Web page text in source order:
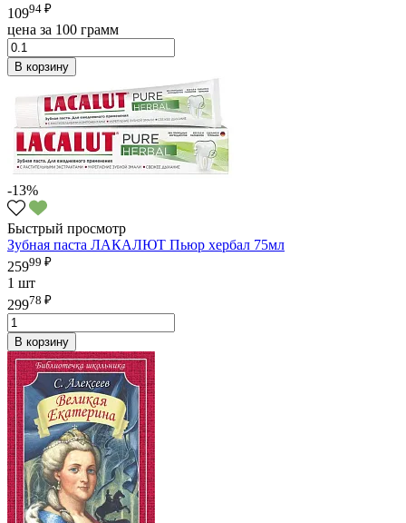
10994 ₽
цена за 100 грамм
В корзину
-13%
Быстрый просмотр
Зубная паста ЛАКАЛЮТ Пьюр хербал 75мл
25999 ₽
1 шт
29978 ₽
В корзину